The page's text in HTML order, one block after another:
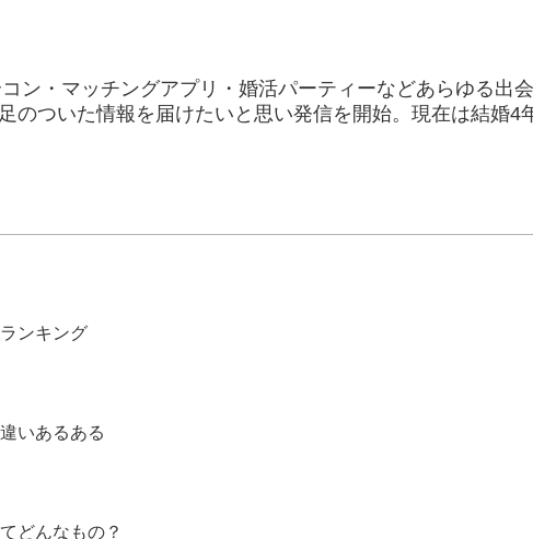
ン・マッチングアプリ・婚活パーティーなどあらゆる出
のついた情報を届けたいと思い発信を開始。現在は結婚4
ンキング
いあるある
どんなもの？